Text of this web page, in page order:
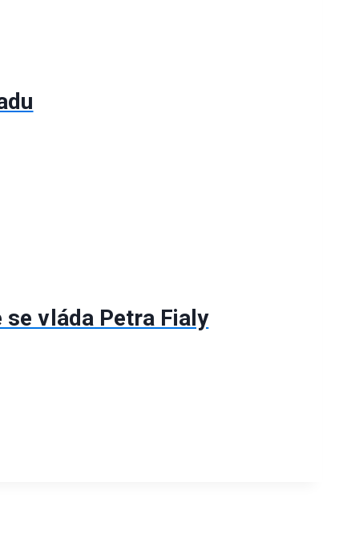
vláda Petra Fialy